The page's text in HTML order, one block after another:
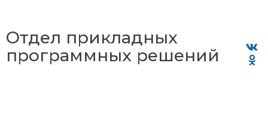
Отдел прикладных
программных решений